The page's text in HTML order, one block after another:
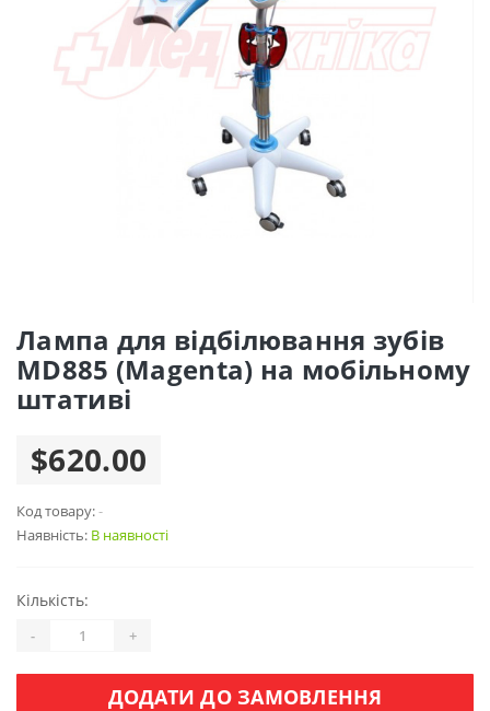
Лампа для відбілювання зубів
MD885 (Magenta) на мобільному
штативі
$620.00
Код товару:-
Наявність: В наявності
Кількість:
- +
ДОДАТИ ДО ЗАМОВЛЕННЯ